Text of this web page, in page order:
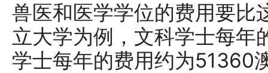
兽医和医学学位的费用要比
立大学为例，文科学士每
学士每年的费用约为51360